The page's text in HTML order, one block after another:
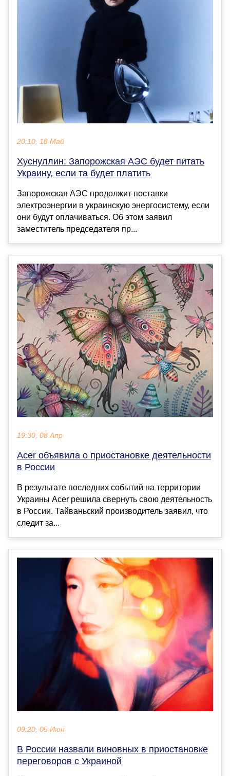
20:10, 18 Май
Хуснуллин: Запорожская АЭС будет питать
Украину, если та будет платить
Запорожская АЭС продолжит поставки
электроэнергии в украинскую энергосистему, если
они будут оплачиваться. Об этом заявил
заместитель председателя пр...
19:30, 08 Апр
Acer объявила о приостановке деятельности
в России
В результате последних событий на территории
Украины Acer решила свернуть свою деятельность
в России. Тайваньский производитель заявил, что
следит за...
09:20, 05 Июн
В России назвали виновных в приостановке
переговоров с Украиной